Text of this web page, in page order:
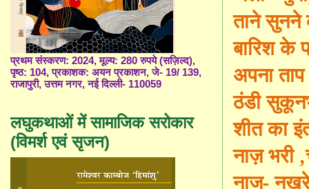
ताने सुनने
बारिश के
अपना ताप
ठंडी
शीत का
नाज़ भरी
नाज- नखरे
प्रथम संस्करण: 2024, मूल्य: 280 रुपये (सज़िल्द),
पृष्ठ: 104, प्रकाशक: अयन प्रकाशन, जे- 19/ 139,
राजापुरी, उत्तम नगर, नई दिल्ली- 110059
लघुकथाओं में सामाजिक सरोकार
(विमर्श एवं सृजन)